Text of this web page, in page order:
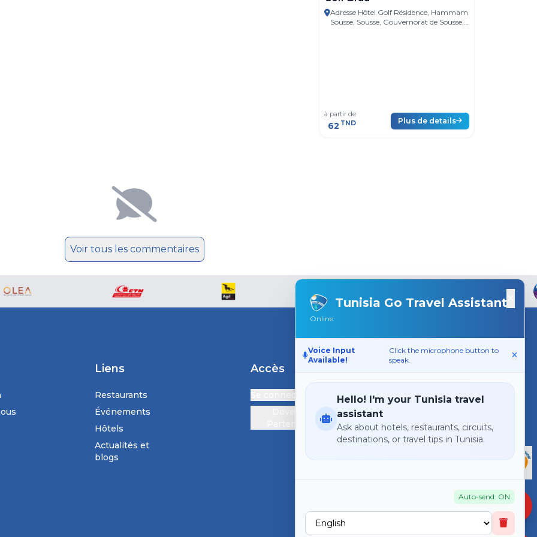
Adresse Hôtel Golf Résidence, Hammam
Sousse, Sousse, Gouvernorat de Sousse,
à partir de
62 TND Plus de details
Voir tous les commentaires
Tunisia Go Travel Assistant
Online
Voice Input
Available!
Click the microphone button to
speak.
Hello! I'm your Tunisia travel
assistant
Ask about hotels, restaurants, circuits,
destinations, or travel tips in Tunisia.
Auto-send: ON
Liens
Restaurants
Événements
Hôtels
Actualités et
blogs
Accès
Contactez-nous